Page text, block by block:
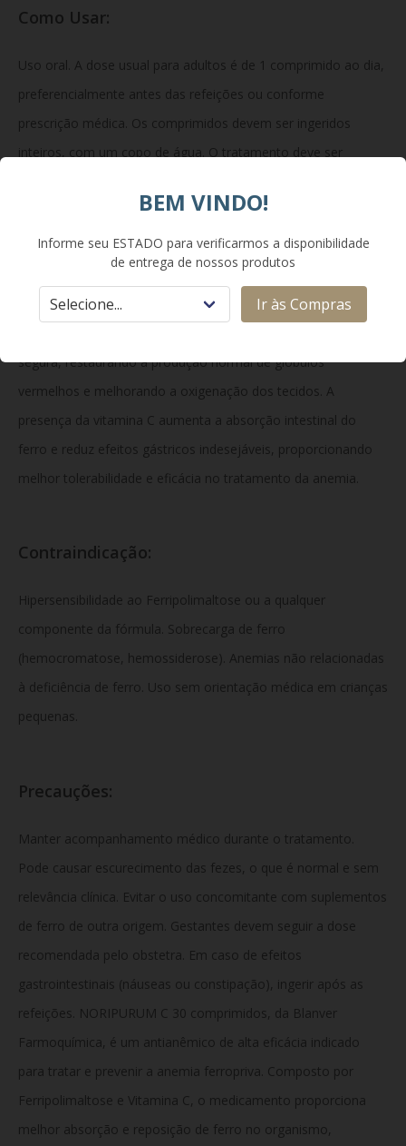
Como Usar:
Uso oral. A dose usual para adultos é de 1 comprimido ao dia,
preferencialmente antes das refeições ou conforme
prescrição médica. Os comprimidos devem ser ingeridos
inteiros, com um copo de água. O tratamento deve ser
hemoglobina, sob acompanhamento médico.
Como Funciona:
segura, restaurando a produção normal de glóbulos
vermelhos e melhorando a oxigenação dos tecidos. A
presença da vitamina C aumenta a absorção intestinal do
ferro e reduz efeitos gástricos indesejáveis, proporcionando
melhor tolerabilidade e eficácia no tratamento da anemia.
Contraindicação:
Hipersensibilidade ao Ferripolimaltose ou a qualquer
componente da fórmula. Sobrecarga de ferro
(hemocromatose, hemossiderose). Anemias não relacionadas
à deficiência de ferro. Uso sem orientação médica em crianças
pequenas.
Precauções:
Manter acompanhamento médico durante o tratamento.
Pode causar escurecimento das fezes, o que é normal e sem
relevância clínica. Evitar o uso concomitante com suplementos
de ferro de outra origem. Gestantes devem seguir a dose
recomendada pelo obstetra. Em caso de efeitos
gastrointestinais (náuseas ou constipação), ingerir após as
refeições. NORIPURUM C 30 comprimidos, da Blanver
Farmoquímica, é um antianêmico de alta eficácia indicado
para tratar e prevenir a anemia ferropriva. Composto por
Ferripolimaltose e Vitamina C, o medicamento proporciona
melhor absorção e reposição de ferro no organismo,
BEM VINDO!
Informe seu ESTADO para verificarmos a disponibilidade
de entrega de nossos produtos
Ir às Compras